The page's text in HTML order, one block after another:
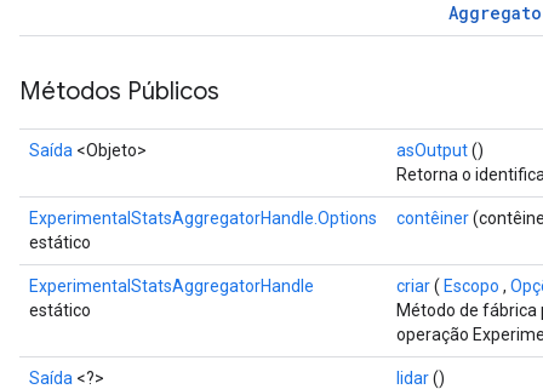
Métodos Públicos
Saída <Objeto> asOutput()
Retorna o
ExperimentalStatsAggregatorHandle.Options
estático
contêiner
ExperimentalStatsAggregatorHandle
estático
criar( Escopo ,
Método de fábrica
operação
Saída <?> lidar()